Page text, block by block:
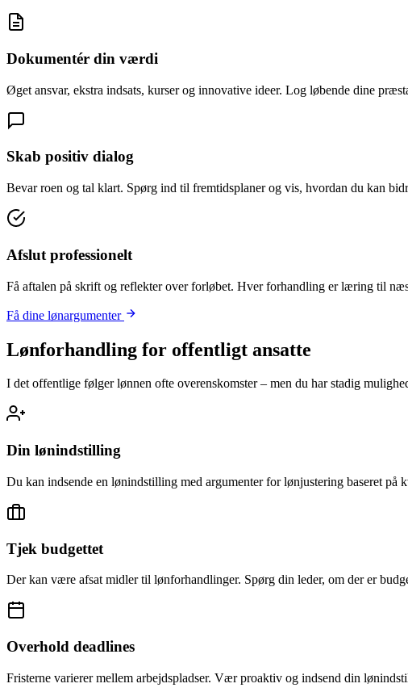
Dokumentér din værdi
Øget ansvar, ekstra indsats, kurser og innovative ideer. Log løbende dine
Skab positiv dialog
Bevar roen og tal klart. Spørg ind til fremtidsplaner og vis, hvordan du kan
Afslut professionelt
Få aftalen på skrift og reflekter over forløbet. Hver forhandling er læring til
Få dine lønargumenter
Lønforhandling for offentligt ansatte
I det offentlige følger lønnen ofte overenskomster – men du har stadig
Din lønindstilling
Du kan indsende en lønindstilling med argumenter for lønjustering baseret på
Tjek budgettet
Der kan være afsat midler til lønforhandlinger. Spørg din leder, om der er
Overhold deadlines
Fristerne varierer mellem arbejdspladser. Vær proaktiv og indsend din